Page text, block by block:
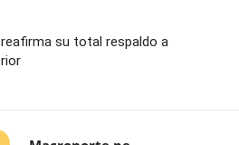
su total respaldo a